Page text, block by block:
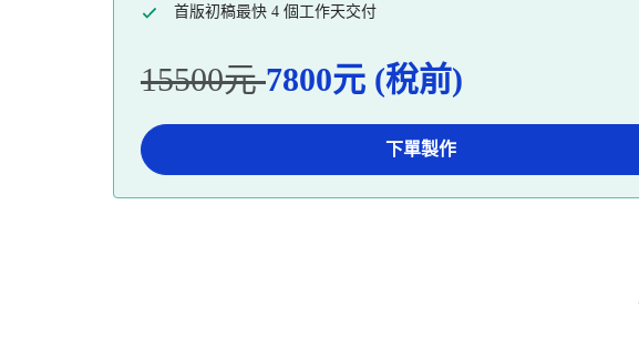
首版初稿最快 4 個工作天交付
15500元7800元 (稅前)
下單製作